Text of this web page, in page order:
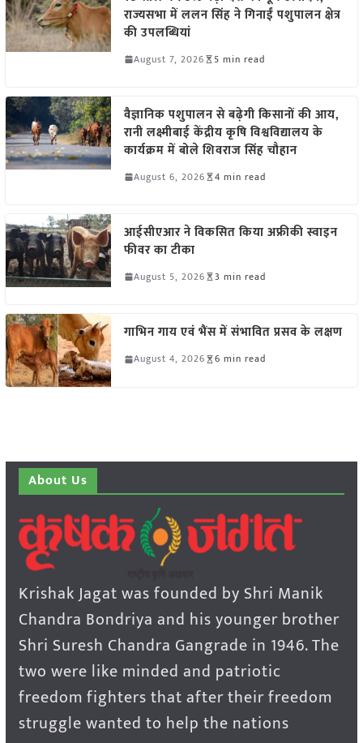
राज्यसभा में ललन सिंह ने गिनाईं पशुपालन क्षेत्र
की उपलब्धियां
August 7, 2026 5 min read
वैज्ञानिक पशुपालन से बढ़ेगी किसानों की आय,
रानी लक्ष्मीबाई केंद्रीय कृषि विश्वविद्यालय के
कार्यक्रम में बोले शिवराज सिंह चौहान
August 6, 2026 4 min read
आईसीएआर ने विकसित किया अफ्रीकी स्वाइन
फीवर का टीका
August 5, 2026 3 min read
गाभिन गाय एवं भैंस में संभावित प्रसव के लक्षण
August 4, 2026 6 min read
About Us
Krishak Jagat was founded by Shri Manik
Chandra Bondriya and his younger brother
Shri Suresh Chandra Gangrade in 1946. The
two were like minded and patriotic
freedom fighters that after their freedom
struggle wanted to help the nations